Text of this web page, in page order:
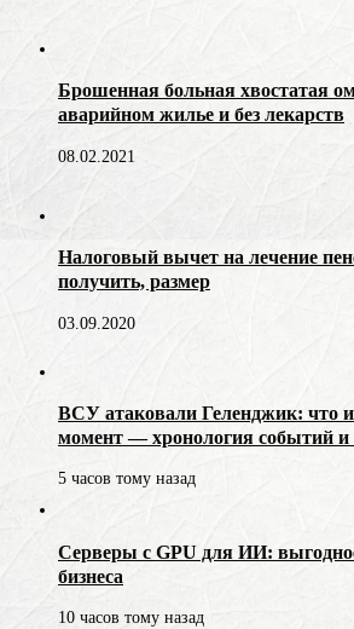
Брошенная больная хвостатая
аварийном жилье и без лекарств
08.02.2021
Налоговый вычет на лечение
получить, размер
03.09.2020
ВСУ атаковали Геленджик: что
момент — хронология событий и
5 часов тому назад
Серверы с GPU для ИИ:
бизнеса
10 часов тому назад